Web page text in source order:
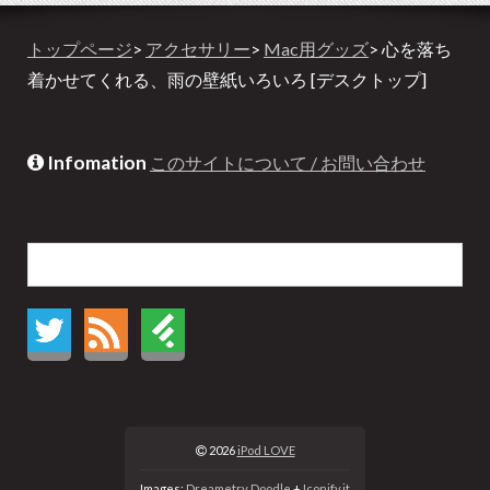
トップページ> アクセサリー> Mac用グッズ> 心を落ち
着かせてくれる、雨の壁紙いろいろ [デスクトップ]
Infomation このサイトについて / お問い合わせ
2026iPod LOVE